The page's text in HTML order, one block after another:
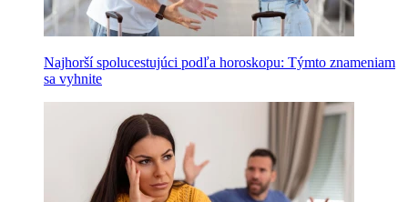
Najhorší spolucestujúci podľa horoskopu: Týmto znameniam
sa vyhnite